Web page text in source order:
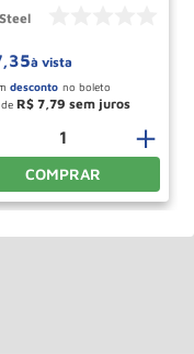
,35à vista
de R$ 7,79
＋
COMPRAR